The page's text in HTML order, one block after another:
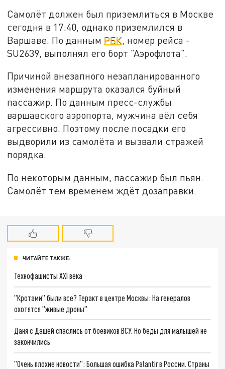
Самолёт должен был приземлиться в Москве
сегодня в 17:40, однако приземлился в
Варшаве. По данным РБК, номер рейса -
SU2639, выполнял его борт "Аэрофлота".
Причиной внезапного незапланированного
изменения маршрута оказался буйный
пассажир. По данным пресс-службы
варшавского аэропорта, мужчина вёл себя
агрессивно. Поэтому после посадки его
выдворили из самолёта и вызвали стражей
порядка.
По некоторым данным, пассажир был пьян.
Самолёт тем временем ждёт дозаправки.
ЧИТАЙТЕ ТАКЖЕ:
Технофашисты XXI века
"Кротами" были все? Теракт в центре Москвы: На генералов
охотятся "живые дроны"
Даня с Дашей спаслись от боевиков ВСУ. Но беды для малышей не
закончились
"Очень плохие новости": Большая ошибка Palantir в России. Страны